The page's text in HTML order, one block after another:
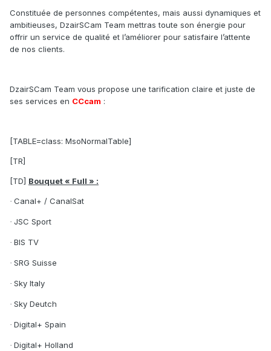
Constituée de personnes compétentes, mais aussi dynamiques et
ambitieuses, DzairSCam Team mettras toute son énergie pour
offrir un service de qualité et l’améliorer pour satisfaire l’attente
de nos clients.
DzairSCam Team vous propose une tarification claire et juste de
ses services en CCcam :
[TABLE=class: MsoNormalTable]
[TR]
[TD] Bouquet « Full » :
· Canal+ / CanalSat
· JSC Sport
· BIS TV
· SRG Suisse
· Sky Italy
· Sky Deutch
· Digital+ Spain
· Digital+ Holland